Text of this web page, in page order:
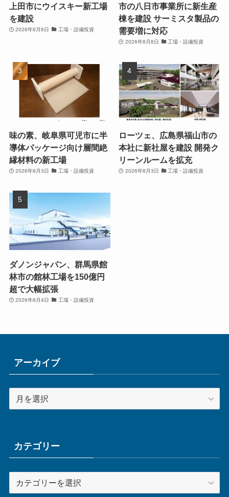
上田市にウイスキー新工場
を建設
2026年8月8日 工場・設備投資
市の八日市事業所に新生産
棟を建設 サーミスタ製品の
需要増に対応
2026年8月8日 工場・設備投資
味の素、岐阜県可児市に半
導体パッケージ向け層間絶
縁材料の新工場
2026年8月3日 工場・設備投資
ローツェ、広島県福山市の
本社に新社屋を建設 開発ク
リーンルームを拡充
2026年8月3日 工場・設備投資
ダノンジャパン、群馬県館
林市の館林工場を150億円
超で大幅拡張
2026年8月4日 工場・設備投資
アーカイブ
ー
ブカテゴリー
テ